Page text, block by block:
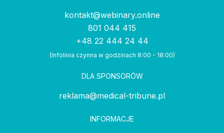
kontakt@webinary.online
801 044 415
+48 22 444 24 44
(Infolinia czynna w godzinach 8:00 - 18:00)
DLA SPONSORÓW
reklama@medical-tribune.pl
INFORMACJE